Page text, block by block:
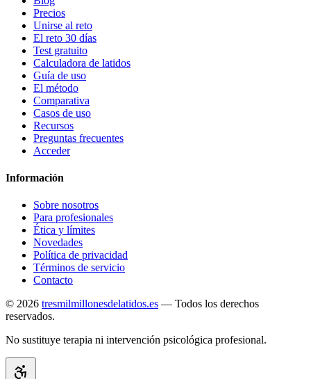
Precios
Unirse al reto
El reto 30 días
Test gratuito
Calculadora de latidos
Guía de uso
El método
Comparativa
Casos de uso
Recursos
Preguntas frecuentes
Acceder
Información
Sobre nosotros
Para profesionales
Ética y límites
Novedades
Política de privacidad
Términos de servicio
Contacto
© 2026 tresmilmillonesdelatidos.es — Todos los derechos
reservados.
No sustituye terapia ni intervención psicológica profesional.